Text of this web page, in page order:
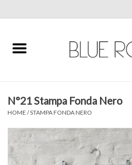
Home
ACCESSORIES
SHOES
SALE
N°21 Stampa Fonda Nero
HOME /STAMPA FONDA NERO